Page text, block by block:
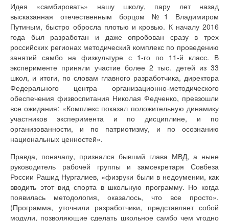
Идея «самбировать» нашу школу, пару лет назад
высказанная отечественным борцом №1 Владимиром
Путиным, быстро обросла плотью и кровью. К началу 2016
года был разработан и даже опробован сразу в трех
российских регионах методический комплекс по проведению
занятий самбо на физкультуре с 1-го по 11-й класс. В
эксперименте приняли участие более 2 тыс. детей из 33
школ, и итоги, по словам главного разработчика, директора
Федерального центра организационно-методического
обеспечения физвоспитания Николая Федченко, превзошли
все ожидания: «Комплекс показал положительную динамику
участников эксперимента и по дисциплине, и по
организованности, и по патриотизму, и по осознанию
национальных ценностей».
Правда, поначалу, признался бывший глава МВД, а ныне
руководитель рабочей группы и замсекретаря Совбеза
России Рашид Нургалиев, «физруки были в недоумении, как
вводить этот вид спорта в школьную программу. Но когда
появилась методология, оказалось, что все просто».
(Программа, уточнили разработчики, представляет собой
модули, позволяющие сделать школьное самбо чем угодно